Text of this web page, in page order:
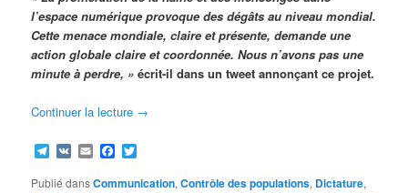
l’espace numérique provoque des dégâts au niveau mondial.
Cette menace mondiale, claire et présente, demande une
action globale claire et coordonnée. Nous n’avons pas une
minute à perdre, » écrit-il dans un tweet annonçant ce projet.
Continuer la lecture →
Telegram
VK EmailFacebook
Publié dansCommunication,Contrôle des populations, Dictature,